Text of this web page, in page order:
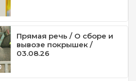
Прямая речь / О сборе и
вывозе покрышек /
03.08.26